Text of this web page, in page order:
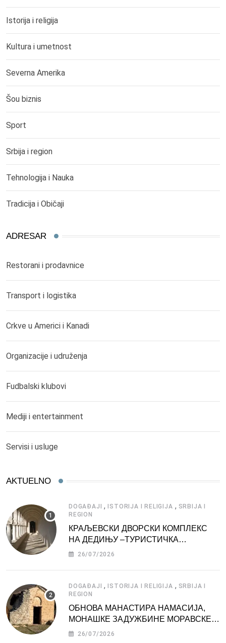
Istorija i religija
Kultura i umetnost
Severna Amerika
Šou biznis
Sport
Srbija i region
Tehnologija i Nauka
Tradicija i Običaji
ADRESAR
Restorani i prodavnice
Transport i logistika
Crkve u Americi i Kanadi
Organizacije i udruženja
Fudbalski klubovi
Mediji i entertainment
Servisi i usluge
AKTUELNO
DOGAĐAJI , ISTORIJA I RELIGIJA , SRBIJA I
REGION
КРАЉЕВСКИ ДВОРСКИ КОМПЛЕКС
НА ДЕДИЊУ –ТУРИСТИЧКА
АТРАКЦИЈА
26/07/2026
DOGAĐAJI , ISTORIJA I RELIGIJA , SRBIJA I
REGION
ОБНОВА МАНАСТИРА НАМАСИЈА,
МОНАШКЕ ЗАДУЖБИНЕ МОРАВСКЕ
СРБИЈЕ
26/07/2026